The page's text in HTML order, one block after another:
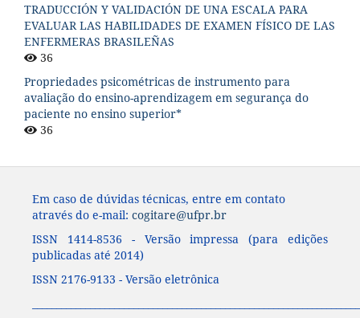
TRADUCCIÓN Y VALIDACIÓN DE UNA ESCALA PARA
EVALUAR LAS HABILIDADES DE EXAMEN FÍSICO DE LAS
ENFERMERAS BRASILEÑAS
36
Propriedades psicométricas de instrumento para
avaliação do ensino-aprendizagem em segurança do
paciente no ensino superior*
36
Em caso de dúvidas técnicas, entre em contato
através do e-mail: cogitare@ufpr.br
ISSN 1414-8536 - Versão impressa (para edições
publicadas até 2014)
ISSN 2176-9133 - Versão eletrônica